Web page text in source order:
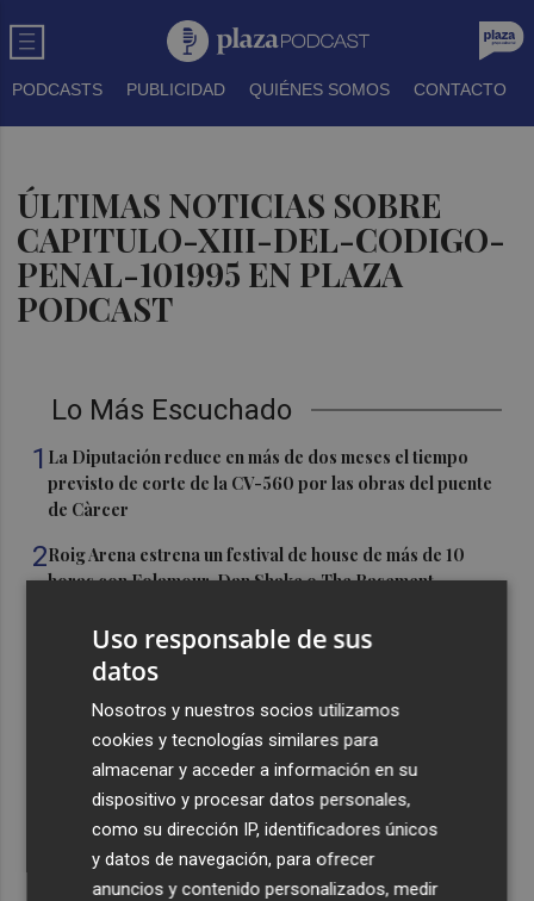
PODCASTS PUBLICIDAD QUIÉNES SOMOS CONTACTO
ÚLTIMAS NOTICIAS SOBRE
CAPITULO-XIII-DEL-CODIGO-
PENAL-101995 EN PLAZA
PODCAST
Lo Más Escuchado
1 La Diputación reduce en más de dos meses el tiempo
previsto de corte de la CV-560 por las obras del puente
de Càrcer
2Roig Arena estrena un festival de house de más de 10
horas con Folamour, Dan Shake o The Basement
Italia rechaza el ultimátum de España y no reevaluará la
suspensión de Schengen hasta el 15 de agosto
Leire Díez niega que su "investigación" buscara
"desestabilizar" ninguna causa "que afectara a los
intereses del PSOE"
Castelló acogerá la obra "Helios y Selene" de la
compañía Te Falta Calle: será creada para el eclipse
Uso responsable de sus
datos
Nosotros y nuestros socios utilizamos
cookies y tecnologías similares para
almacenar y acceder a información en su
dispositivo y procesar datos personales,
como su dirección IP, identificadores únicos
y datos de navegación, para ofrecer
anuncios y contenido personalizados, medir